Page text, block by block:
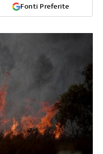
Fonti Preferite